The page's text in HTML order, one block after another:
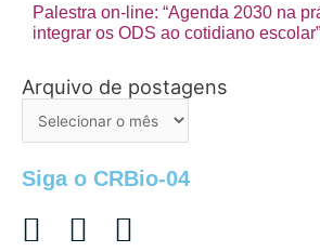
Palestra on-line: “Agenda 2030 na
integrar os ODS ao cotidiano escolar”
Arquivo de postagens
Arquivo
Siga o CRBio-04